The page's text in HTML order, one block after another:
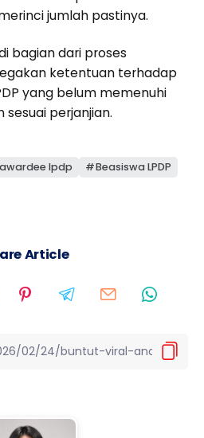
jumlah pastinya.
bagian dari proses
ketentuan terhadap
yang belum memenuhi
perjanjian.
awardee lpdp
Beasiswa LPDP
Article